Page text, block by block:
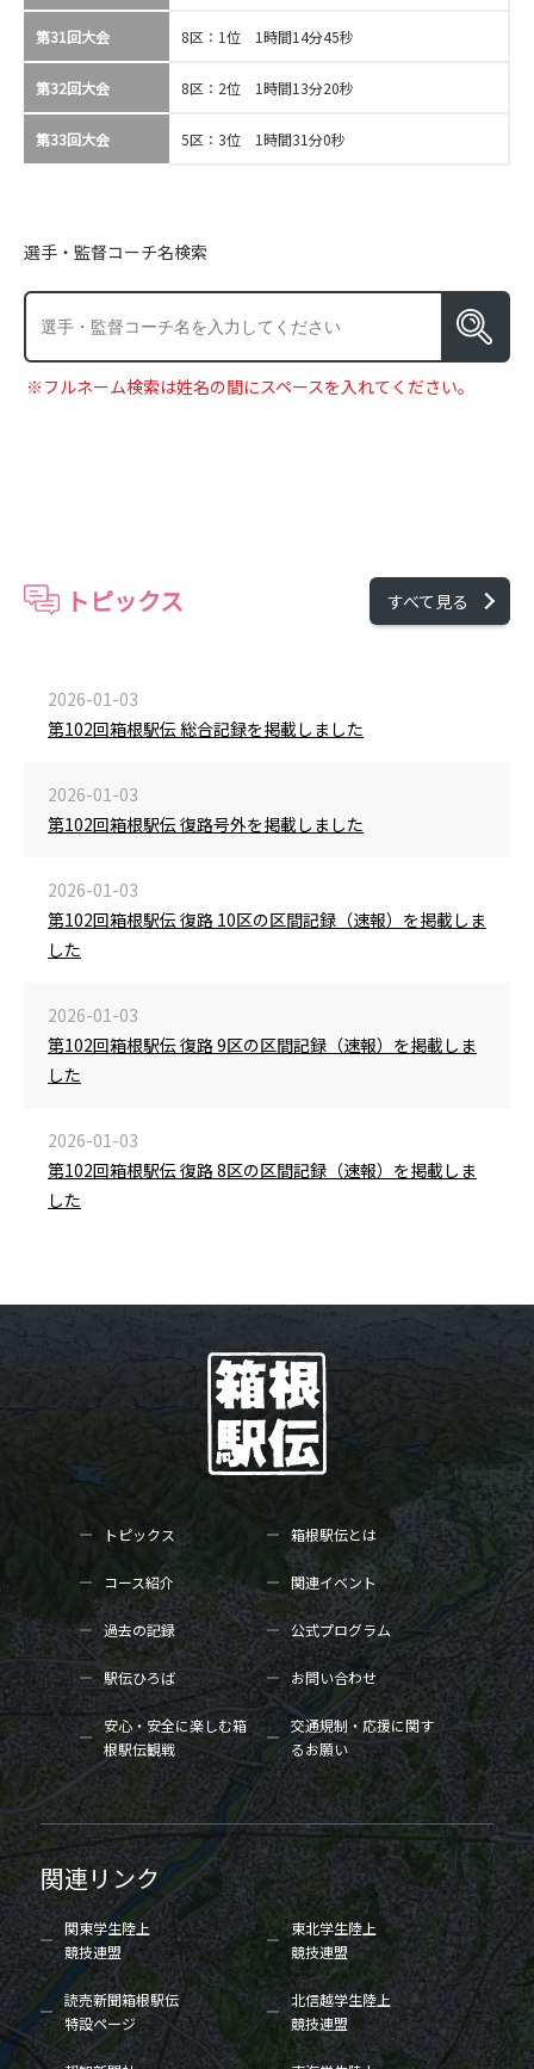
第31回大会 8区：1位 1時間14分45秒
第32回大会 8区：2位 1時間13分20秒
第33回大会 5区：3位 1時間31分0秒
選手・監督コーチ名検索
※フルネーム検索は姓名の間にスペースを入れてください。
トピックス すべて見る
2026-01-03
第102回箱根駅伝 総合記録を掲載しました
2026-01-03
第102回箱根駅伝 復路号外を掲載しました
2026-01-03
第102回箱根駅伝 復路 10区の区間記録（速報）を掲載しま
した
2026-01-03
第102回箱根駅伝 復路 9区の区間記録（速報）を掲載しま
した
2026-01-03
第102回箱根駅伝 復路 8区の区間記録（速報）を掲載しま
した
トピックス 箱根駅伝とは
コース紹介 関連イベント
過去の記録 公式プログラム
駅伝ひろば お問い合わせ
安心・安全に楽しむ箱
根駅伝観戦
交通規制・応援に関す
るお願い
関連リンク
関東学生陸上
競技連盟
東北学生陸上
競技連盟
読売新聞箱根駅伝
特設ページ
北信越学生陸上
競技連盟